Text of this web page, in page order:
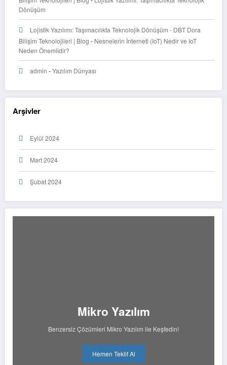
Dönüşüm
Lojistik Yazılımı: Taşımacılıkta Teknolojik Dönüşüm - DBT Dora
Bilişim Teknolojileri | Blog - Nesnelerin İnterneti (IoT) Nedir ve IoT
Neden Önemlidir?
admin -Yazılım Dünyası
Arşivler
Eylül 2024
Mart 2024
Şubat 2024
Mikro Yazılım
Benzersiz Çözümleri Mikro Yazılım ile Keşfedin!
Hemen Teklif Al